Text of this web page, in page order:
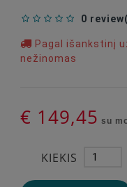
0
Pagal išankstinį
nežinomas
€ 149,45 su
KIEKIS